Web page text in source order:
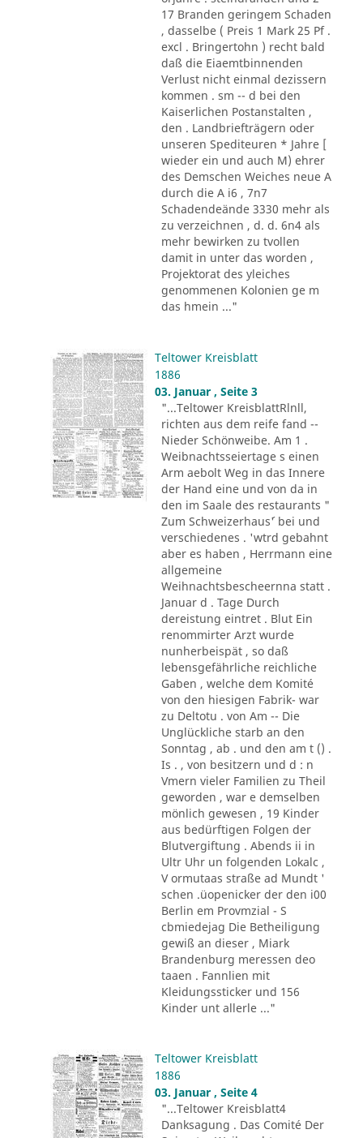
17 Branden geringem Schaden
, dasselbe ( Preis 1 Mark 25 Pf .
excl . Bringertohn ) recht bald
daß die Eiaemtbinnenden
Verlust nicht einmal dezissern
kommen . sm -- d bei den
Kaiserlichen Postanstalten ,
den . Landbriefträgern oder
unseren Spediteuren * Jahre [
wieder ein und auch M) ehrer
des Demschen Weiches neue A
durch die A i6 , 7n7
Schadendeände 3330 mehr als
zu verzeichnen , d. d. 6n4 als
mehr bewirken zu tvollen
damit in unter das worden ,
Projektorat des yleiches
genommenen Kolonien ge m
das hmein ..."
Teltower Kreisblatt
1886
03. Januar , Seite 3
"...Teltower KreisblattRlnll,
richten aus dem reife fand --
Nieder Schönweibe. Am 1 .
Weibnachtsseiertage s einen
Arm aebolt Weg in das Innere
der Hand eine und von da in
den im Saale des restaurants "
Zum Schweizerhaus´' bei und
verschiedenes . 'wtrd gebahnt
aber es haben , Herrmann eine
allgemeine
Weihnachtsbescheernna statt .
Januar d . Tage Durch
dereistung eintret . Blut Ein
renommirter Arzt wurde
nunherbeispät , so daß
lebensgefährliche reichliche
Gaben , welche dem Komité
von den hiesigen Fabrik- war
zu Deltotu . von Am -- Die
Unglückliche starb an den
Sonntag , ab . und den am t () .
Is . , von besitzern und d : n
Vmern vieler Familien zu Theil
geworden , war e demselben
mönlich gewesen , 19 Kinder
aus bedürftigen Folgen der
Blutvergiftung . Abends ii in
Ultr Uhr un folgenden Lokalc ,
V ormutaas straße ad Mundt '
schen .üopenicker der den i00
Berlin em Provmzial - S
cbmiedejag Die Betheiligung
gewiß an dieser , Miark
Brandenburg meressen deo
taaen . Fannlien mit
Kleidungssticker und 156
Kinder unt allerle ..."
Teltower Kreisblatt
1886
03. Januar , Seite 4
"...Teltower Kreisblatt4
Danksagung . Das Comité Der